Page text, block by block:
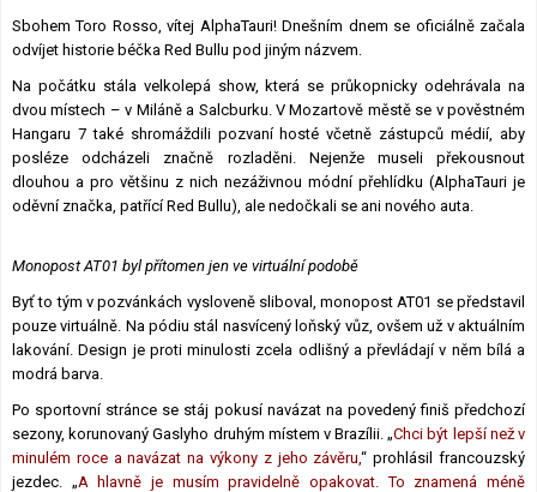
Sbohem Toro Rosso, vítej AlphaTauri! Dnešním dnem se oficiálně začala
odvíjet historie béčka Red Bullu pod jiným názvem.
Na počátku stála velkolepá show, která se průkopnicky odehrávala na
dvou místech – v Miláně a Salcburku. V Mozartově městě se v pověstném
Hangaru 7 také shromáždili pozvaní hosté včetně zástupců médií, aby
posléze odcházeli značně rozladěni. Nejenže museli překousnout
dlouhou a pro většinu z nich nezáživnou módní přehlídku (AlphaTauri je
oděvní značka, patřící Red Bullu), ale nedočkali se ani nového auta.
Monopost AT01 byl přítomen jen ve virtuální podobě
Byť to tým v pozvánkách vysloveně sliboval, monopost AT01 se představil
pouze virtuálně. Na pódiu stál nasvícený loňský vůz, ovšem už v aktuálním
lakování. Design je proti minulosti zcela odlišný a převládají v něm bílá a
modrá barva.
Po sportovní stránce se stáj pokusí navázat na povedený finiš předchozí
sezony, korunovaný Gaslyho druhým místem v Brazílii. „Chci být lepší než v
minulém roce a navázat na výkony z jeho závěru,“ prohlásil francouzský
jezdec. „A hlavně je musím pravidelně opakovat. To znamená méně